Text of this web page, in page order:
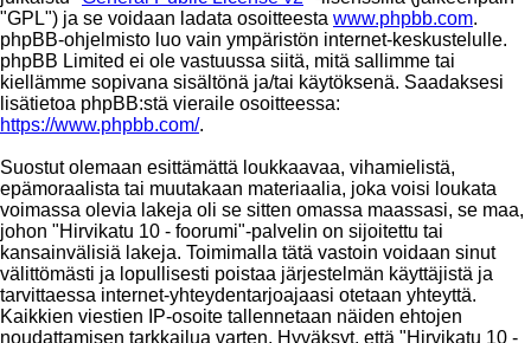
"GPL") ja se voidaan ladata osoitteesta www.phpbb.com.
phpBB-ohjelmisto luo vain ympäristön internet-keskustelulle.
phpBB Limited ei ole vastuussa siitä, mitä sallimme tai
kiellämme sopivana sisältönä ja/tai käytöksenä. Saadaksesi
lisätietoa phpBB:stä vieraile osoitteessa:
https://www.phpbb.com/.
Suostut olemaan esittämättä loukkaavaa, vihamielistä,
epämoraalista tai muutakaan materiaalia, joka voisi loukata
voimassa olevia lakeja oli se sitten omassa maassasi, se maa,
johon "Hirvikatu 10 - foorumi"-palvelin on sijoitettu tai
kansainvälisiä lakeja. Toimimalla tätä vastoin voidaan sinut
välittömästi ja lopullisesti poistaa järjestelmän käyttäjistä ja
tarvittaessa internet-yhteydentarjoajaasi otetaan yhteyttä.
Kaikkien viestien IP-osoite tallennetaan näiden ehtojen
noudattamisen tarkkailua varten. Hyväksyt, että "Hirvikatu 10 -